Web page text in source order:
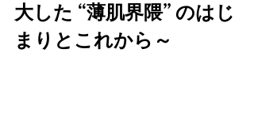
大した “薄肌界隈” のはじ
まりとこれから～